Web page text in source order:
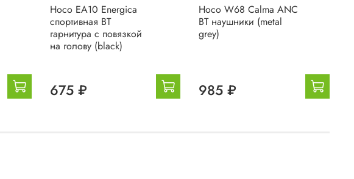
Hoco EA10 Energica
спортивная BT
гарнитура с повязкой
на голову (black)
675 ₽
Hoco W68 Calma ANC
BT наушники (metal
grey)
985 ₽